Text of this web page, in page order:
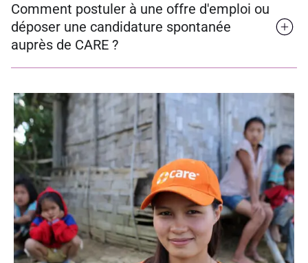
Comment postuler à une offre d'emploi ou
déposer une candidature spontanée
auprès de CARE ?